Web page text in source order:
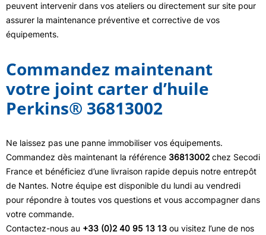
peuvent intervenir dans vos ateliers ou directement sur site pour
assurer la maintenance préventive et corrective de vos
équipements.
Commandez maintenant
votre joint carter d’huile
Perkins® 36813002
Ne laissez pas une panne immobiliser vos équipements.
Commandez dès maintenant la référence 36813002 chez Secodi
France et bénéficiez d’une livraison rapide depuis notre entrepôt
de Nantes. Notre équipe est disponible du lundi au vendredi
pour répondre à toutes vos questions et vous accompagner dans
votre commande.
Contactez-nous au +33 (0)2 40 95 13 13 ou visitez l’une de nos